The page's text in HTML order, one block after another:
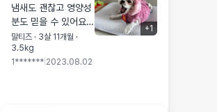
냄새도 괜찮고 영양성
분도 믿을 수 있어요
눈물이 있는데 이 사료
로 잡히면 좋겠네요
말티즈 · 3살 11개월 ·
3.5kg
1******* 2023.08.02
+1